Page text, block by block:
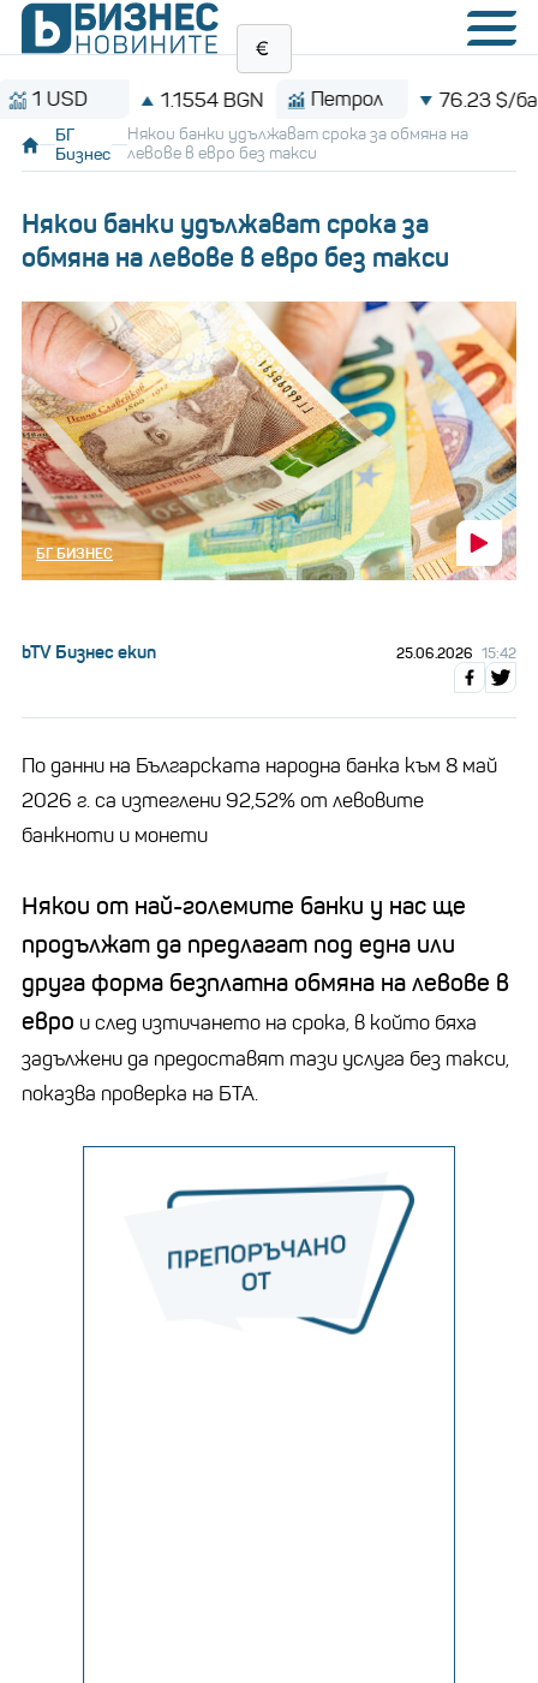
1.1554 BGN Петрол 76.23 $/барел
БГ
Бизнес
Някои банки удължават срока за обмяна на
левове в евро без такси
Някои банки удължават срока за
обмяна на левове в евро без такси
БГ БИЗНЕС
bTV Бизнес екип 25.06.2026 15:42
По данни на Българската народна банка към 8 май
2026 г. са изтеглени 92,52% от левовите
банкноти и монети
Някои от най-големите банки у нас ще
продължат да предлагат под една или
друга форма безплатна обмяна на левове в
евро и след изтичането на срока, в който бяха
задължени да предоставят тази услуга без такси,
показва проверка на БТА.